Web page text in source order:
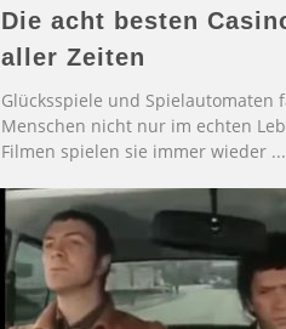
Die acht besten
aller Zeiten
Glücksspiele und Spielautomaten
Menschen nicht nur im echten
Filmen spielen sie immer wieder ...